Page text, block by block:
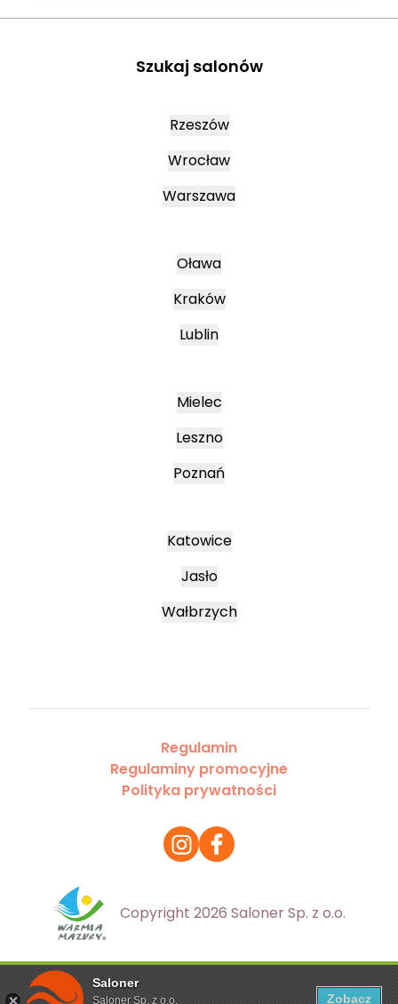
Saloner
Saloner Sp. z o.o. Zobacz
Ta strona korzysta z plików cookies. Aby dowiedzieć się
Szukaj salonów
Rzeszów
Wrocław
Warszawa
Oława
Kraków
Lublin
Mielec
Leszno
Poznań
Katowice
Jasło
Wałbrzych
Regulamin
Regulaminy promocyjne
Polityka prywatności
Copyright 2026 Saloner Sp. z o.o.